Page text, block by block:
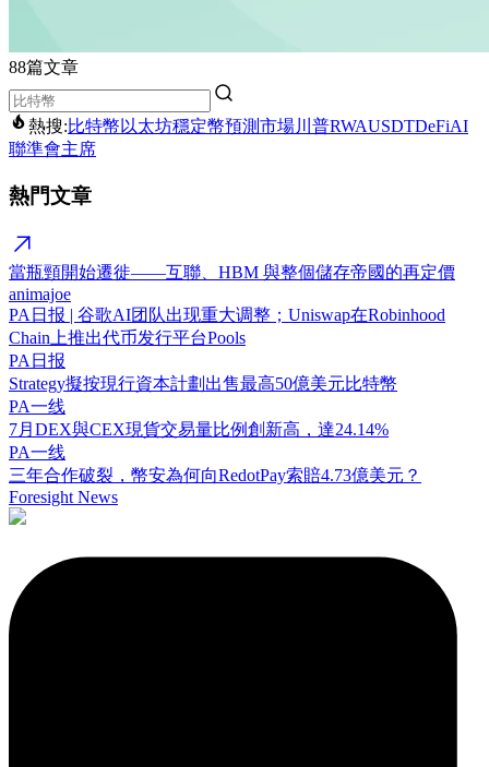
88篇文章
熱搜:比特幣 以太坊穩定幣預測市場川普RWAUSDTDeFiAI
聯準會主席
熱門文章
當瓶頸開始遷徙——互聯、HBM 與整個儲存帝國的再定價
animajoe
PA日报 | 谷歌AI团队出现重大调整；Uniswap在Robinhood
Chain上推出代币发行平台Pools
PA日报
Strategy擬按現行資本計劃出售最高50億美元比特幣
PA一线
7月DEX與CEX現貨交易量比例創新高，達24.14%
PA一线
三年合作破裂，幣安為何向RedotPay索賠4.73億美元？
Foresight News